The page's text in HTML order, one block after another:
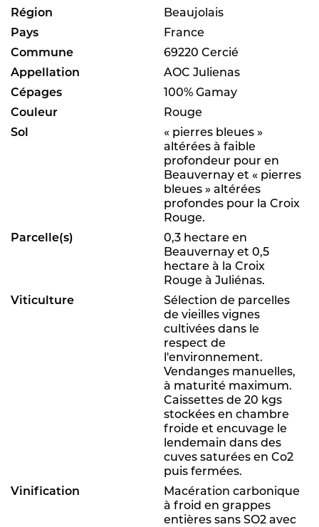
Région
Beaujolais
Pays
France
Commune
69220 Cercié
Appellation
AOC Julienas
Cépages
100% Gamay
Couleur
Rouge
Sol
« pierres bleues »
altérées à faible
profondeur pour en
Beauvernay et « pierres
bleues » altérées
profondes pour la Croix
Rouge.
Parcelle(s)
0,3 hectare en
Beauvernay et 0,5
hectare à la Croix
Rouge à Juliénas.
Viticulture
Sélection de parcelles
de vieilles vignes
cultivées dans le
respect de
l'environnement.
Vendanges manuelles,
à maturité maximum.
Caissettes de 20 kgs
stockées en chambre
froide et encuvage le
lendemain dans des
cuves saturées en Co2
puis fermées.
Vinification
Macération carbonique
à froid en grappes
entières sans SO2 avec